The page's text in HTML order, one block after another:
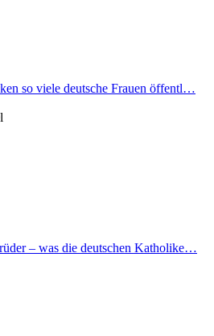
so viele deutsche Frauen öffentl…
– was die deutschen Katholike…